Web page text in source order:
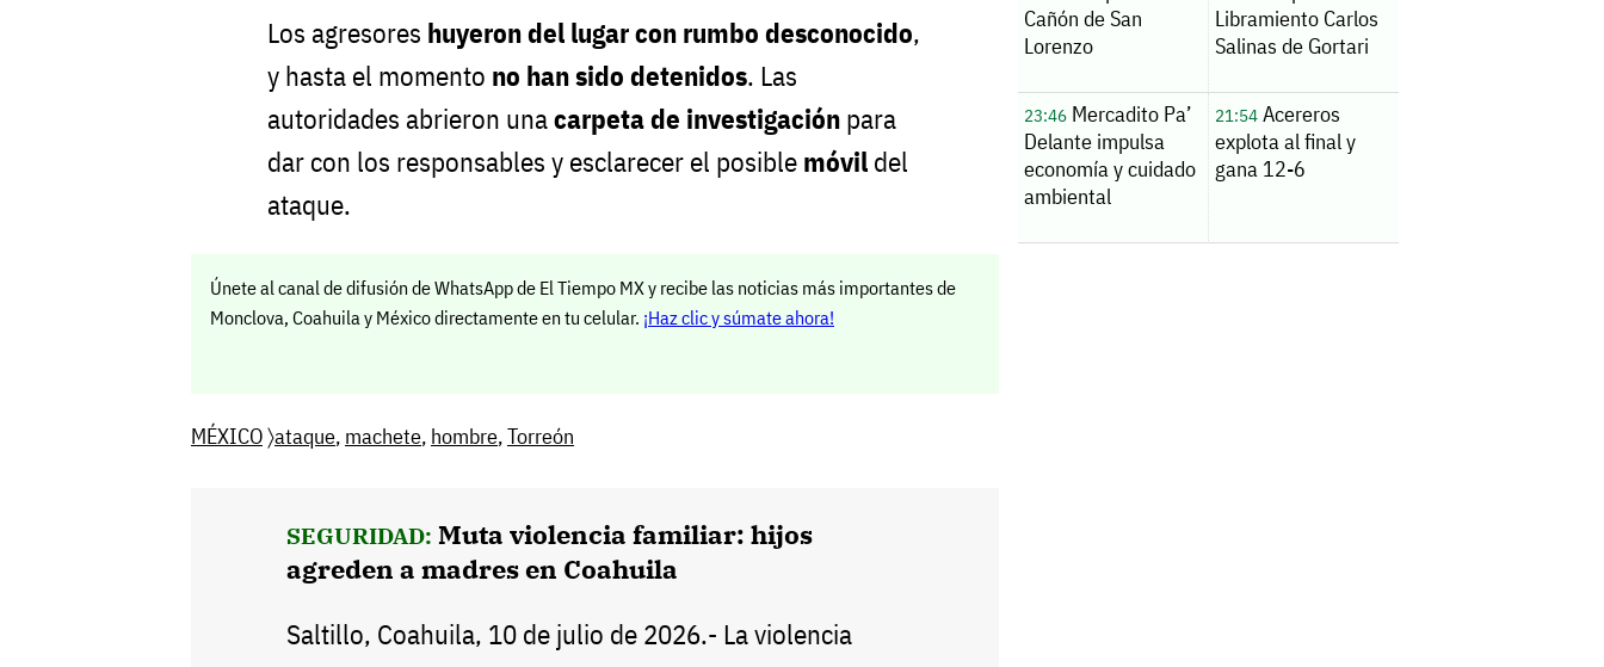
Los agresores huyeron del lugar con rumbo desconocido,
y hasta el momento no han sido detenidos. Las
autoridades abrieron unacarpeta de investigación para
dar con los responsables y esclarecer el posible móvil del
ataque.
Únete al canal de difusión de WhatsApp de El Tiempo MX y recibe las noticias más importantes de
Monclova, Coahuila y México directamente en tu celular. ¡Haz clic y súmate ahora!
MÉXICO〉ataque, machete, hombre,Torreón
SEGURIDAD: Muta violencia familiar: hijos
agreden a madres en Coahuila
Saltillo, Coahuila, 10 de julio de 2026.- La violencia
Cañón de San
Lorenzo
Libramiento Carlos
Salinas de Gortari
23:46 Mercadito Pa’
Delante impulsa
economía y cuidado
ambiental
21:54Acereros
explota al final y
gana 12-6